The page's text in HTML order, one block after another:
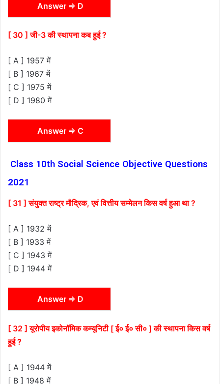
Answer ⇒ D
[ 30 ] जी-3 की स्थापना कब हुई ?
[ A ] 1957 में
[ B ] 1967 में
[ C ] 1975 में
[ D ] 1980 में
Answer ⇒ C
Class 10th Social Science Objective Questions
2021
[ 31 ] संयुक्त राष्ट्र मौद्रिक, एवं वित्तीय सम्मेलन किस वर्ष हुआ था ?
[ A ] 1932 में
[ B ] 1933 में
[ C ] 1943 में
[ D ] 1944 में
Answer ⇒ D
[ 32 ] यूरोपीय इकोनॉमिक कम्यूनिटी [ ई० ई० सी० ] की स्थापना किस वर्ष
हुई ?
[ A ] 1944 में
[ B ] 1948 में